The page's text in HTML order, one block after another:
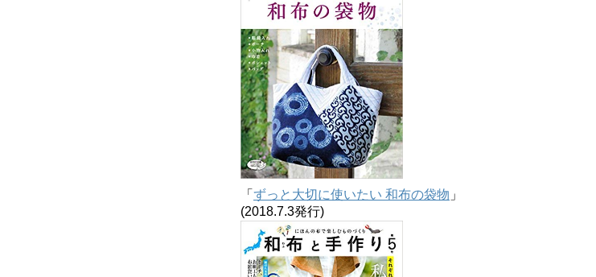
「 ずっと大切に使いたい 和布の袋物 」
(2018.7.3発行)